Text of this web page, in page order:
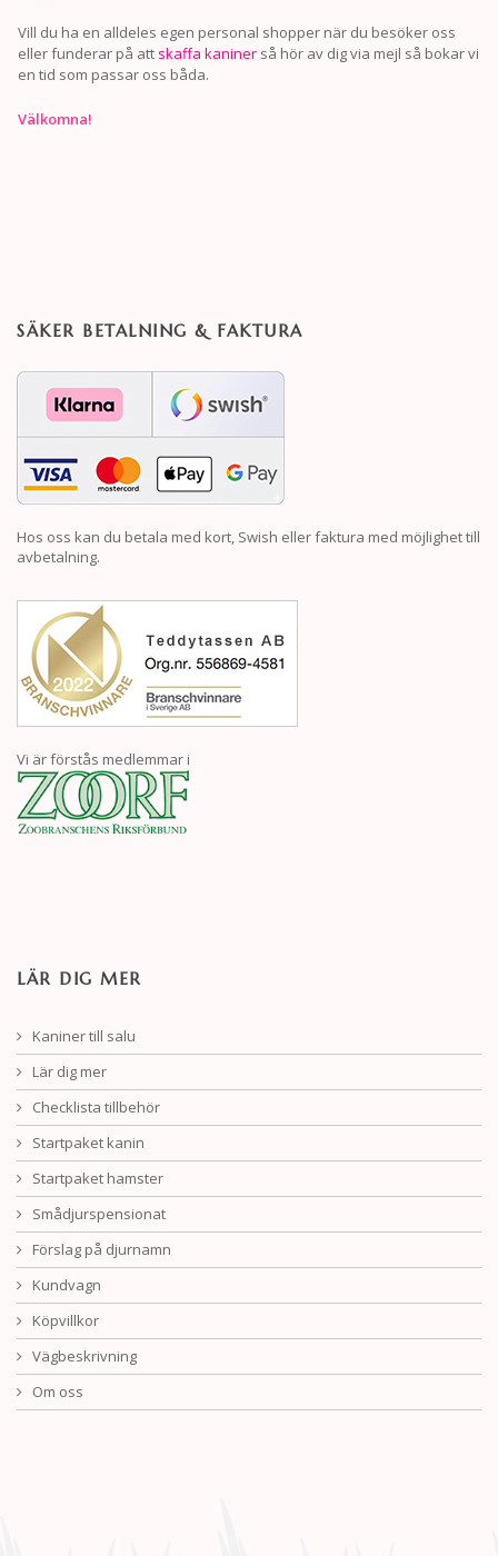
Vill du ha en alldeles egen personal shopper när du besöker oss
eller funderar på att skaffa kaniner så hör av dig via mejl så bokar vi
en tid som passar oss båda.
Välkomna!
SÄKER BETALNING & FAKTURA
Hos oss kan du betala med kort, Swish eller faktura med möjlighet till
avbetalning.
Vi är förstås medlemmar i
LÄR DIG MER
Kaniner till salu
Lär dig mer
Checklista tillbehör
Startpaket kanin
Startpaket hamster
Smådjurspensionat
Förslag på djurnamn
Kundvagn
Köpvillkor
Vägbeskrivning
Om oss